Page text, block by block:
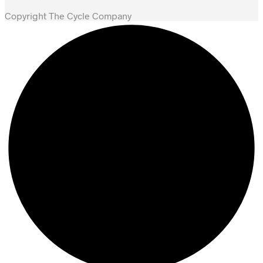
Copyright The Cycle Company